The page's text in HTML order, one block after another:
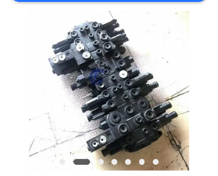
DEMANDE
SOUMISSION
PLAN